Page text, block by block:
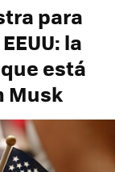
para
la
está
Musk